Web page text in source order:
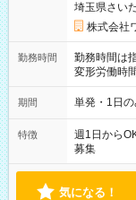
埼玉県さい
株式会社
勤務時間
勤務時間は
変形労働時間制 想
～21：00
期間 単発・1日
特徴
週1日から
募集
気になる！